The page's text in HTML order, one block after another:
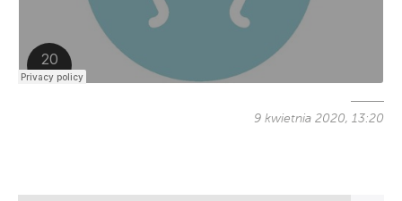
9 kwietnia 2020, 13:20